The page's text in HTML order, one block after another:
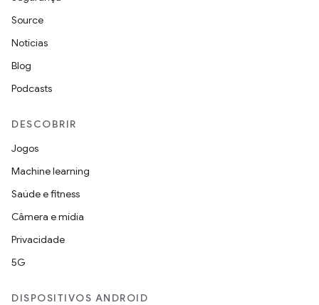
Source
Notícias
Blog
Podcasts
DESCOBRIR
Jogos
Machine learning
Saúde e fitness
Câmera e mídia
Privacidade
5G
DISPOSITIVOS ANDROID